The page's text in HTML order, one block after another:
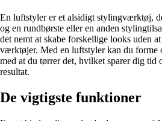
En luftstyler er et alsidigt stylingværktøj,
og en rundbørste eller en anden
det nemt at skabe forskellige looks uden
værktøjer. Med en luftstyler kan du forme
med at du tørrer det, hvilket sparer dig tid
resultat.
De vigtigste funktioner